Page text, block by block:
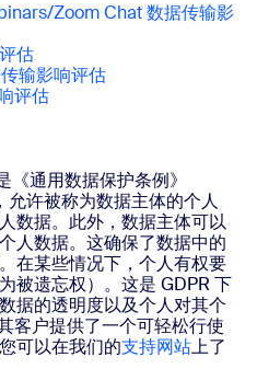
Zoom Chat 数据传输影
估
输影响评估
评估
《通用数据保护条例》
允许被称为数据主体的个人
数据。此外，数据主体可以
人数据。这确保了数据中的
在某些情况下，个人有权要
被遗忘权）。这是 GDPR 下
据的透明度以及个人对其个
客户提供了一个可轻松行使
可以在我们的支持网站上了